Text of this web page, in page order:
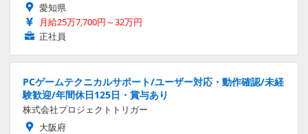
愛知県
月給25万7,700円～32万円
正社員
PCゲームテクニカルサポート/ユーザー対応・動作確認/未経
験歓迎/年間休日125日・賞与あり
株式会社プロジェクトトリガー
大阪府